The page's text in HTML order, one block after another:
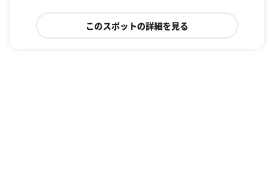
このスポットの詳細を見る